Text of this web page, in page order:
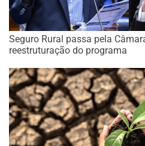
Seguro Rural passa pela
reestruturação do programa